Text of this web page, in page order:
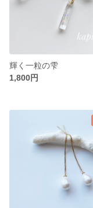
輝く一粒の雫
1,800円